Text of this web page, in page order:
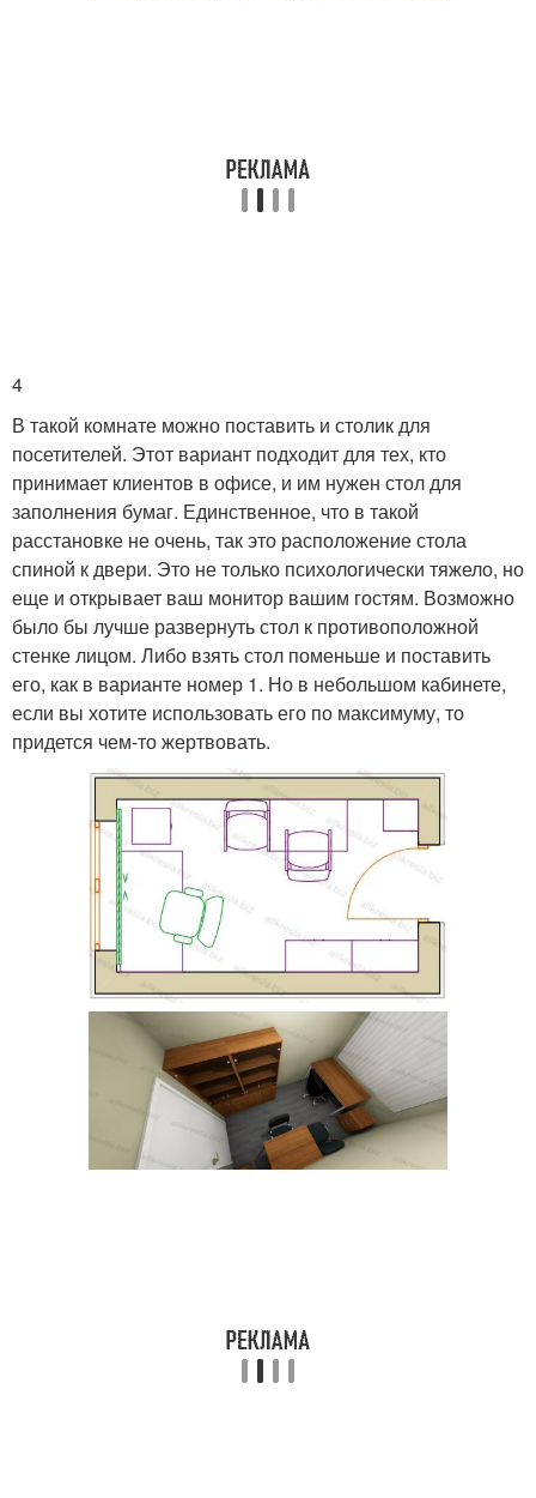
4
В такой комнате можно поставить и столик для
посетителей. Этот вариант подходит для тех, кто
принимает клиентов в офисе, и им нужен стол для
заполнения бумаг. Единственное, что в такой
расстановке не очень, так это расположение стола
спиной к двери. Это не только психологически тяжело, но
еще и открывает ваш монитор вашим гостям. Возможно
было бы лучше развернуть стол к противоположной
стенке лицом. Либо взять стол поменьше и поставить
его, как в варианте номер 1. Но в небольшом кабинете,
если вы хотите использовать его по максимуму, то
придется чем-то жертвовать.